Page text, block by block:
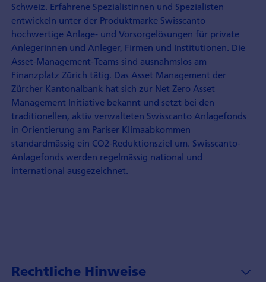
Schweiz. Erfahrene Spezialistinnen und Spezialisten
entwickeln unter der Produktmarke Swisscanto
hochwertige Anlage- und Vorsorgelösungen für private
Anlegerinnen und Anleger, Firmen und Institutionen. Die
Asset-Management-Teams sind ausnahmslos am
Finanzplatz Zürich tätig. Das Asset Management der
Zürcher Kantonalbank hat sich zur Net Zero Asset
Management Initiative bekannt und setzt bei den
traditionellen, aktiv verwalteten Swisscanto Anlagefonds
in Orientierung am Pariser Klimaabkommen
standardmässig ein CO2-Reduktionsziel um. Swisscanto-
Anlagefonds werden regelmässig national und
international ausgezeichnet.
Rechtliche Hinweise